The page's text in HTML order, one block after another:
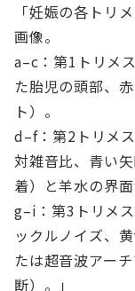
「妊娠の各トリ
画像。
a–c：第1トリメ
た胎児の頭部、
ト）。
d–f：第2トリメ
対雑音比、青い
着）と羊水の界
g–i：第3トリメ
ックルノイズ、
たは超音波アー
断）。」